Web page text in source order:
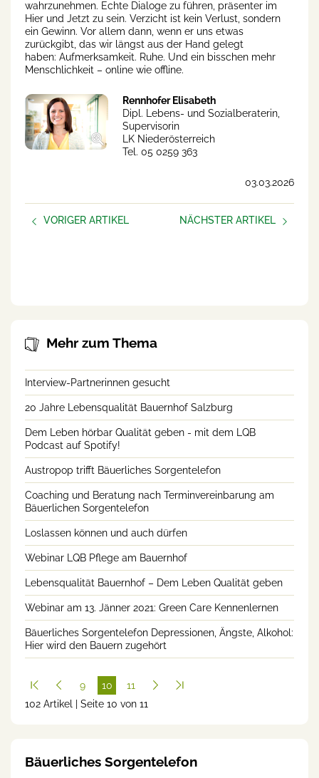
wahrzunehmen. Echte Dialoge zu führen, präsenter im
Hier und Jetzt zu sein. Verzicht ist kein Verlust, sondern
ein Gewinn. Vor allem dann, wenn er uns etwas
zurückgibt, das wir längst aus der Hand gelegt
haben: Aufmerksamkeit. Ruhe. Und ein bisschen mehr
Menschlichkeit – online wie offline.
Rennhofer Elisabeth
Dipl. Lebens- und Sozialberaterin,
Supervisorin
LK Niederösterreich
Tel. 05 0259 363
03.03.2026
VORIGER ARTIKEL
NÄCHSTER ARTIKEL
Mehr zum Thema
Interview-Partnerinnen gesucht
20 Jahre Lebensqualität Bauernhof Salzburg
Dem Leben hörbar Qualität geben - mit dem LQB
Podcast auf Spotify!
Austropop trifft Bäuerliches Sorgentelefon
Coaching und Beratung nach Terminvereinbarung am
Bäuerlichen Sorgentelefon
Loslassen können und auch dürfen
Webinar LQB Pflege am Bauernhof
Lebensqualität Bauernhof – Dem Leben Qualität geben
Webinar am 13. Jänner 2021: Green Care Kennenlernen
Bäuerliches Sorgentelefon Depressionen, Ängste, Alkohol:
Hier wird den Bauern zugehört
9
10
(cur
11
102 Artikel | Seite 10 von 11
Bäuerliches Sorgentelefon